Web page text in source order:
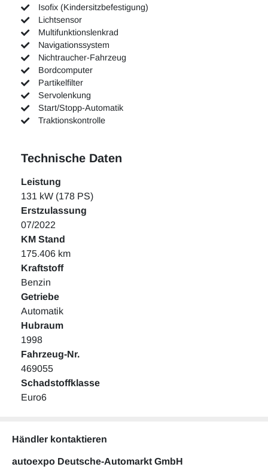
Isofix (Kindersitzbefestigung)
Lichtsensor
Multifunktionslenkrad
Navigationssystem
Nichtraucher-Fahrzeug
Bordcomputer
Partikelfilter
Servolenkung
Start/Stopp-Automatik
Traktionskontrolle
Technische Daten
Leistung
131 kW (178 PS)
Erstzulassung
07/2022
KM Stand
175.406 km
Kraftstoff
Benzin
Getriebe
Automatik
Hubraum
1998
Fahrzeug-Nr.
469055
Schadstoffklasse
Euro6
Händler kontaktieren
autoexpo Deutsche-Automarkt GmbH